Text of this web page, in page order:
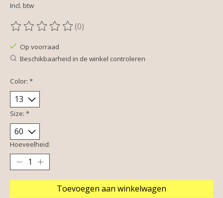
Incl. btw
De beoordeling van dit product is
(0)
Op voorraad
Beschikbaarheid in de winkel controleren
Color: *
Size: *
Hoeveelheid:
Toevoegen aan winkelwagen